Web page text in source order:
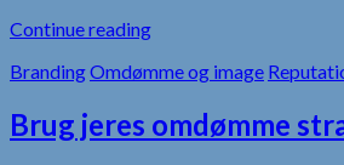
Continue reading
BrandingOmdømme og image
Brug jeres omdømme